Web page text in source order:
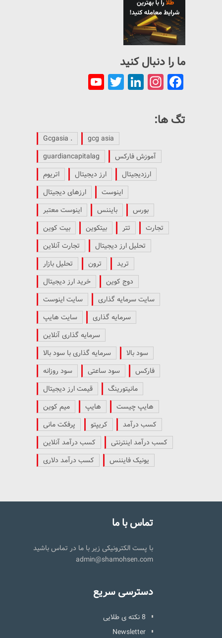
ما را دنبال کنید
Facebook
Instagram
LinkedIn
Twitter
YouTube
Channel
تگ ها:
. Gcgasia
gcg asia
guardiancapitalag
آموزش فارکس
اتریوم
ارز دیجیتال
ارزدیجیتال
ارزهای دیجیتال
اینوست
اینوست معتبر
بایننس
بورس
بیت کوین
بیتکوین تتر
تجارت
تجارت آنلاین
تحلیل ارز دیجیتال
تحلیل بازار
ترون
ترید
خرید ارز دیجیتال
دوج کوین
سایت اینوست
سایت سرمایه گذاری
سایت هایپ
سرمایه گذاری
سرمایه گذاری آنلاین
سرمایه گذاری با سود بالا
سود بالا
سود روزانه
سود ساعتی
فارکس
قیمت ارز دیجیتال
مانیتورینگ
میم کوین
هایپ
هایپ چیست
پرفکت مانی
کریپتو
کسب درآمد
کسب درآمد آنلاین
کسب درآمد اینترنتی
کسب درآمد دلاری
یونیک فایننس
تماس با ما
با پست الکترونیکی زیر با ما در تماس باشید
admin@shamohsen.com
دسترسی سریع
8 نکته ی طلایی
Newsletter